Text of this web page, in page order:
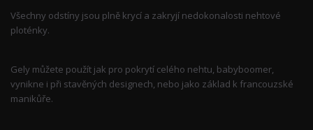
Všechny odstíny jsou plně krycí a zakryjí nedokonalosti nehtové
ploténky.
Gely můžete použít jak pro pokrytí celého nehtu, babyboomer,
vynikne i při stavěných designech, nebo jako základ k francouzské
manikůře.